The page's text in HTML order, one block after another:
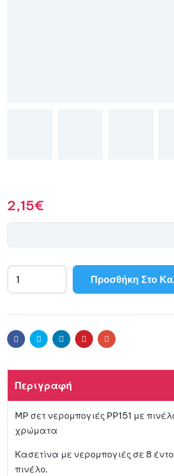
2,15€
Προσθήκη Στο
l
r
FacebookTwitter LinkedinPinterestEmail
Περιγραφή
MP σετ νερομπογιές PP151 με
χρώματα
Κασετίνα με νερομπογιές σε 8
πινέλο.